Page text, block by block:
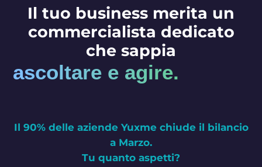
Il tuo business merita un
commercialista dedicato
che sappia
ascoltare e agire.
Il 90% delle aziende Yuxme chiude il bilancio
a Marzo.
Tu quanto aspetti?